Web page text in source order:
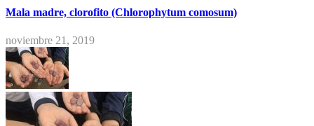
Mala madre, clorofito (Chlorophytum comosum)
noviembre 21, 2019